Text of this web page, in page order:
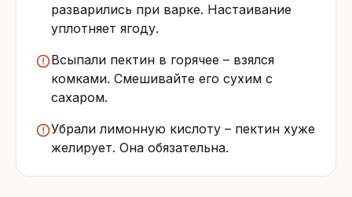
разварились при варке. Настаивание
уплотняет ягоду.
Всыпали пектин в горячее – взялся
комками. Смешивайте его сухим с
сахаром.
Убрали лимонную кислоту – пектин хуже
желирует. Она обязательна.